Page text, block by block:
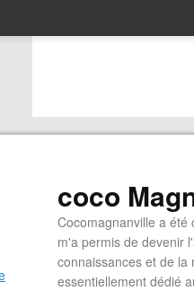
coco
Cocomagnanville a
m'a permis de devenir
connaissances et de
essentiellement dédié